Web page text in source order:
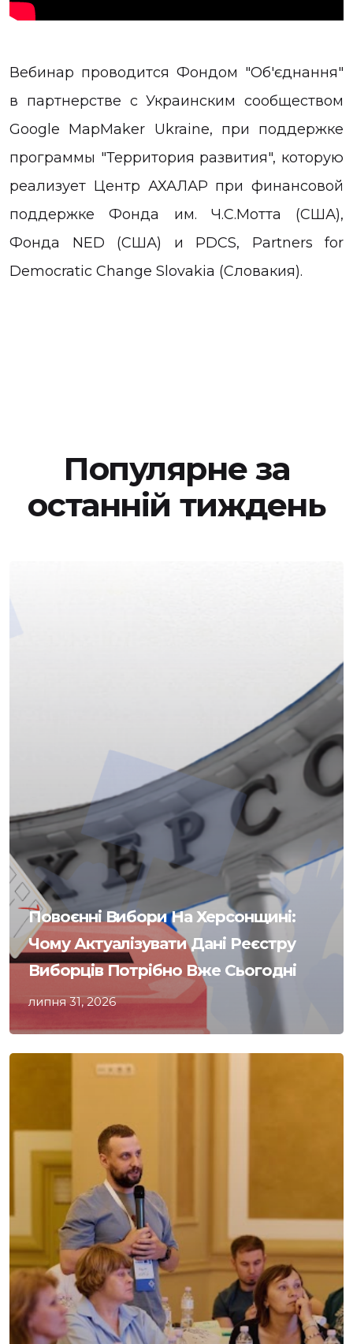
Вебинар проводится Фондом "Об'єднання"
в партнерстве с Украинским сообществом
Google MapMaker Ukraine, при поддержке
программы "Территория развития", которую
реализует Центр АХАЛАР при финансовой
поддержке Фонда им. Ч.С.Мотта (США),
Фонда NED (США) и PDCS, Partners for
Democratic Change Slovakia (Словакия).
Популярне за
останній тиждень
Повоєнні Вибори На Херсонщині:
Чому Актуалізувати Дані Реєстру
Виборців Потрібно Вже Сьогодні
липня 31, 2026